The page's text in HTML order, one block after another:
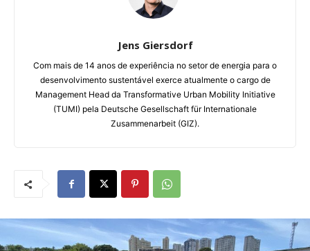
Jens Giersdorf
Com mais de 14 anos de experiência no setor de energia para o
desenvolvimento sustentável exerce atualmente o cargo de
Management Head da Transformative Urban Mobility Initiative
(TUMI) pela Deutsche Gesellschaft für Internationale
Zusammenarbeit (GIZ).